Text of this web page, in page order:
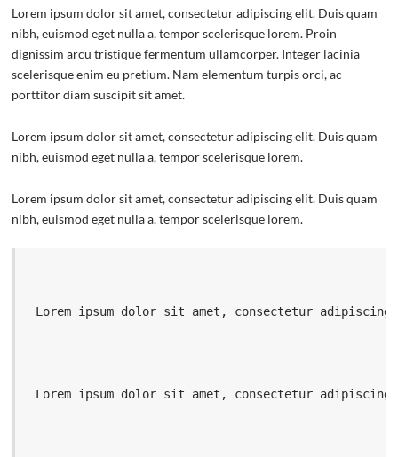
Lorem ipsum dolor sit amet, consectetur adipiscing elit. Duis quam
nibh, euismod eget nulla a, tempor scelerisque lorem. Proin
dignissim arcu tristique fermentum ullamcorper. Integer lacinia
scelerisque enim eu pretium. Nam elementum turpis orci, ac
porttitor diam suscipit sit amet.
Lorem ipsum dolor sit amet, consectetur adipiscing elit. Duis quam
nibh, euismod eget nulla a, tempor scelerisque lorem.
Lorem ipsum dolor sit amet, consectetur adipiscing elit. Duis quam
nibh, euismod eget nulla a, tempor scelerisque lorem.
Lorem ipsum dolor sit amet, consectetur
Lorem ipsum dolor sit amet, consectetur